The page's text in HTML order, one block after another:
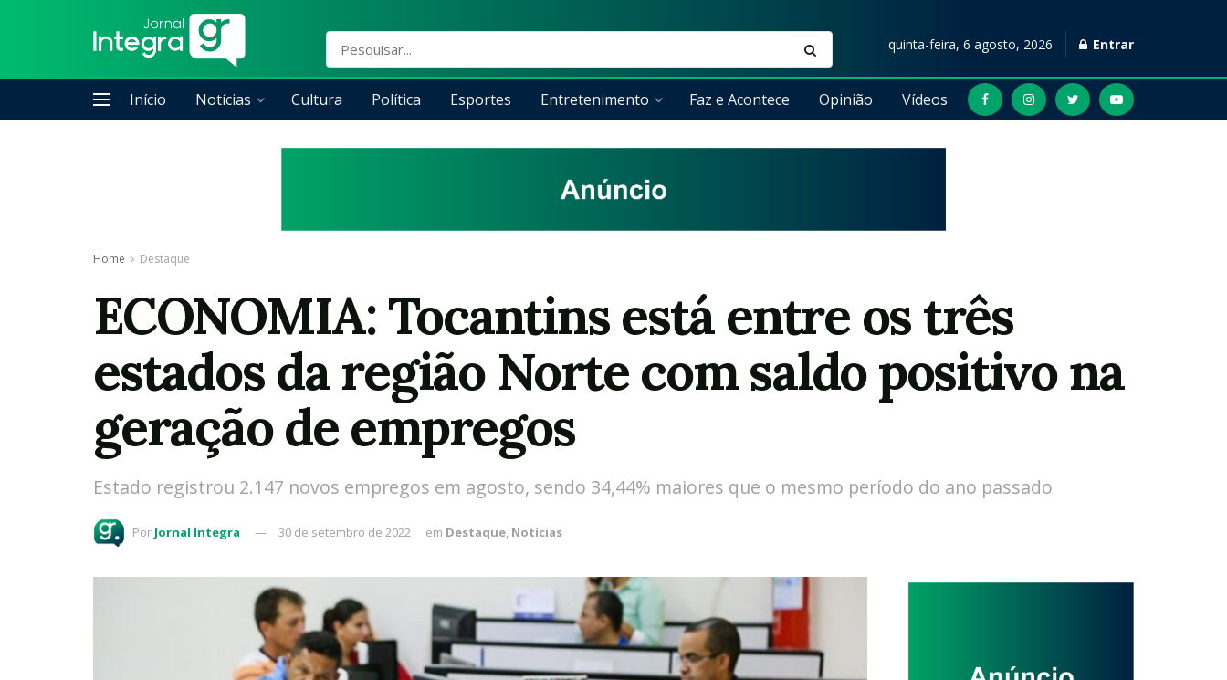
quinta-feira, 6 agosto, 2026 Entrar
Início Notícias Cultura Política Esportes Entretenimento Faz e Acontece Opinião Vídeos
Home Destaque
ECONOMIA: Tocantins está entre os três
estados da região Norte com saldo positivo na
geração de empregos
Estado registrou 2.147 novos empregos em agosto, sendo 34,44% maiores que o mesmo período do ano passado
Por Jornal Integra 30 de setembro de 2022 em Destaque, Notícias